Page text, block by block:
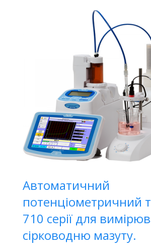
Автоматичний
потенціометричний
710 серії для
сірководню мазуту.